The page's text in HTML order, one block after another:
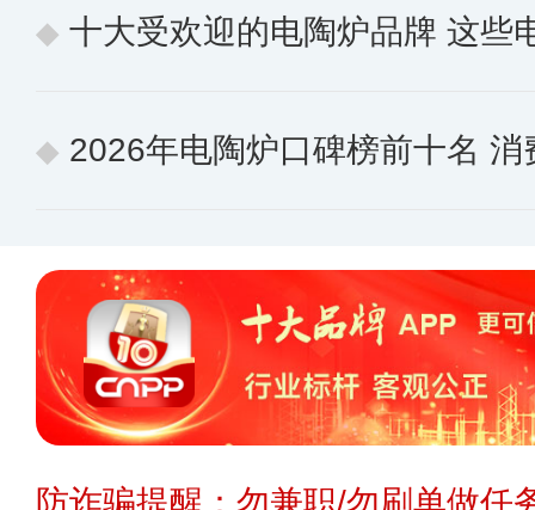
十大受欢迎的电陶炉品牌 这些
2026年电陶炉口碑榜前十名 消费